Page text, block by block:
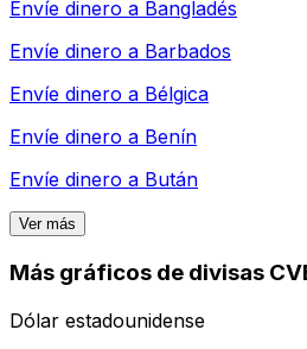
Envíe dinero a Bangladés
Envíe dinero a Barbados
Envíe dinero a Bélgica
Envíe dinero a Benín
Envíe dinero a Bután
Ver más
Más gráficos de divisas
Dólar estadounidense